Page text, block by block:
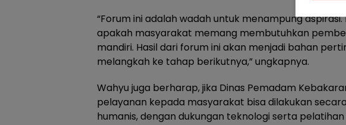
“Forum ini adalah wadah untuk menampung
apakah masyarakat memang membutuhkan
mandiri. Hasil dari forum ini akan menjadi bahan
melangkah ke tahap berikutnya,” ungkapnya.
Wahyu juga berharap, jika Dinas Pemadam
pelayanan kepada masyarakat bisa dilakukan
humanis, dengan dukungan teknologi serta